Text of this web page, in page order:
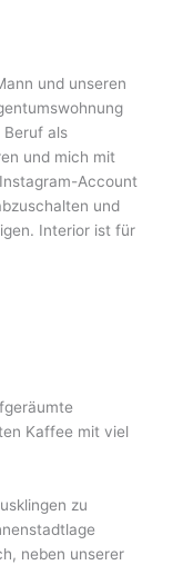
und unseren
Beruf als
und mich mit
Account
und
Interior ist für
Kaffee mit viel
zu
neben unserer